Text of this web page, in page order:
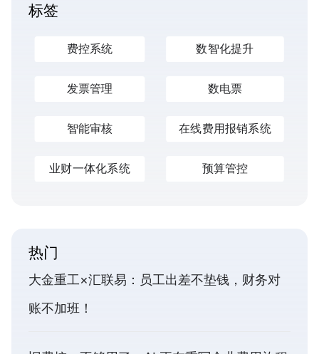
标签
费控系统 数智化提升
发票管理 数电票
智能审核 在线费用报销系统
业财一体化系统 预算管控
热门
大金重工×汇联易：员工出差不垫钱，财务对
账不加班！